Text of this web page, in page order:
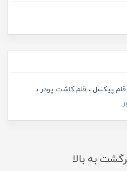
قلم پیکسل
قلم کاشت پودر
به بالا